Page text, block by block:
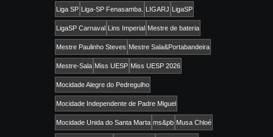
Liga SP Liga-SP Fenasamba. LIGARJ LigaSP
LigaSP Carnaval Lins Imperial Mestre de bateria
Mestre Paulinho Steves Mestre Sala&Portabandeira
Mestre-Sala Miss UESP Miss UESP 2026
Mocidade Alegre do Pedregulho
Mocidade Independente de Padre Miguel
Mocidade Unida do Santa Marta ms&pb Musa Chloé